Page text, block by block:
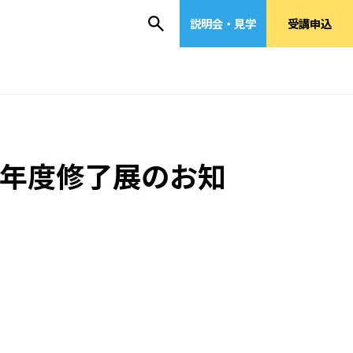
説明会・見学 受講申込
度修了展のお知